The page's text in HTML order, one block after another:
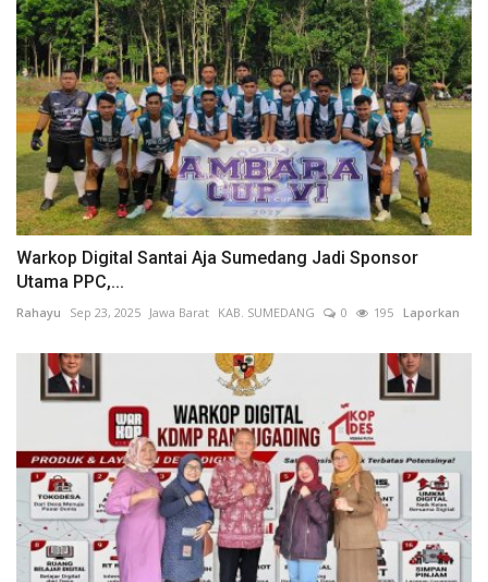
Warkop Digital Santai Aja Sumedang Jadi Sponsor
Utama PPC,...
Rahayu Sep 23, 2025 Jawa Barat KAB. SUMEDANG 0 195 Laporkan